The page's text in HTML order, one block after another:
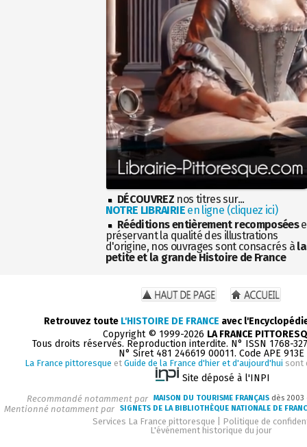
DÉCOUVREZ nos titres sur...
NOTRE LIBRAIRIEen ligne (cliquez ici)
Rééditions entièrement recomposées
préservant la qualité des illustrations
d'origine, nos ouvrages sont consacrés à la
petite et la grande Histoire de France
Retrouvez toute L'HISTOIRE DE FRANCE avec
Copyright © 1999-2026 LA FRANCE
Tous droits réservés. Reproduction interdite. N° ISSN 1768-
N° Siret 481 246619 00011. Code APE 913E
La France pittoresque et Guide de la France d'hier et d'aujourd'hui sont
Site déposé à l'INPI
Recommandé notamment par MAISON DU TOURISME FRANÇAIS dès
Mentionné notamment par SIGNETS DE LA BIBLIOTHÈQUE NATIONALE DE
Services La France pittoresque
Politique de
L'événement historique du jour